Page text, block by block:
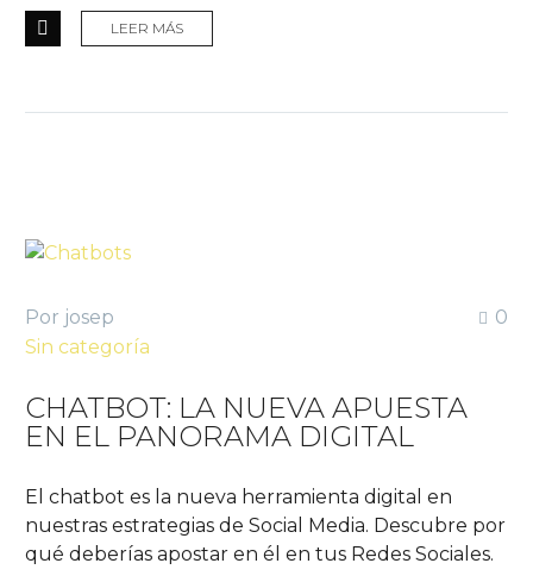
LEER MÁS
0
Por josep
Sin categoría
CHATBOT: LA NUEVA APUESTA
EN EL PANORAMA DIGITAL
El chatbot es la nueva herramienta digital en
nuestras estrategias de Social Media. Descubre por
qué deberías apostar en él en tus Redes Sociales.